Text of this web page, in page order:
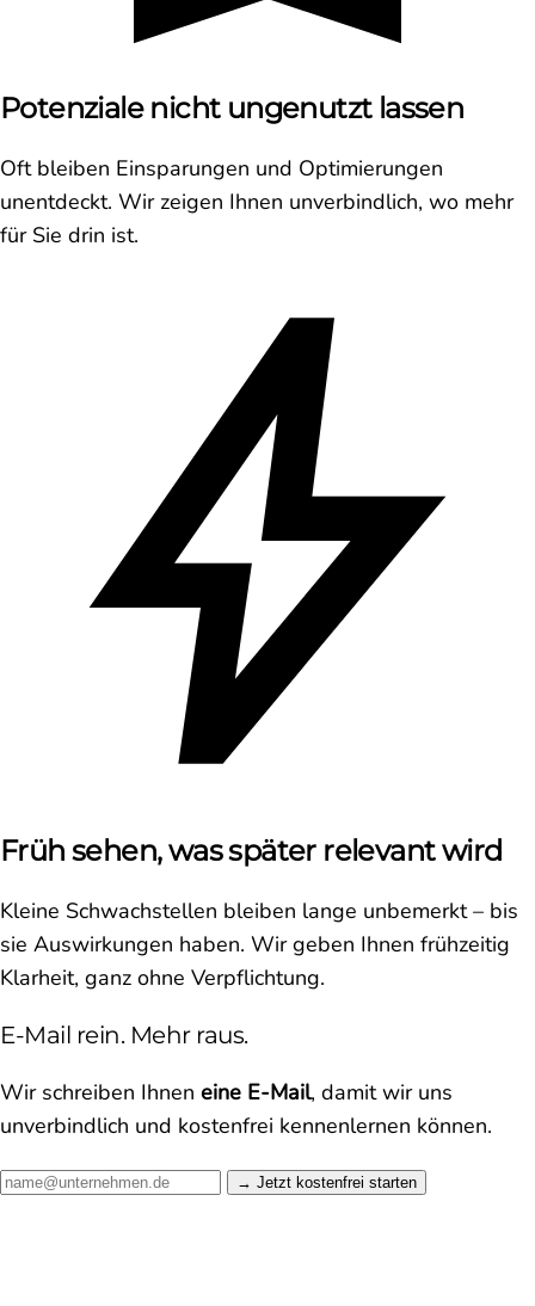
Potenziale nicht ungenutzt lassen
Oft bleiben Einsparungen und Optimierungen
unentdeckt. Wir zeigen Ihnen unverbindlich, wo mehr
für Sie drin ist.
Früh sehen, was später relevant wird
Kleine Schwachstellen bleiben lange unbemerkt – bis
sie Auswirkungen haben. Wir geben Ihnen frühzeitig
Klarheit, ganz ohne Verpflichtung.
E-Mail rein. Mehr raus.
Wir schreiben Ihnen eine E-Mail, damit wir uns
unverbindlich und kostenfrei kennenlernen können.
Jetzt kostenfrei starten →